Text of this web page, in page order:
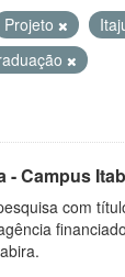
Projeto
- Campus
com